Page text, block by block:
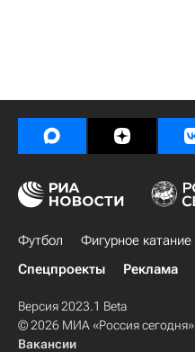
Футбол Фигурное катание
Спецпроекты
Реклама
Версия 2023.1 Beta
© 2026 МИА «Россия сегодня»
Вакансии